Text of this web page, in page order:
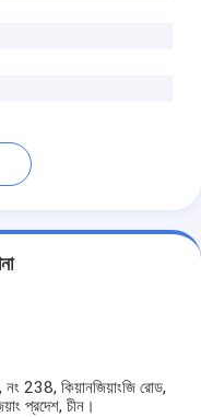
নং 238, কিয়ানজিয়াংজি রোড,
প্রদেশ, চীন।